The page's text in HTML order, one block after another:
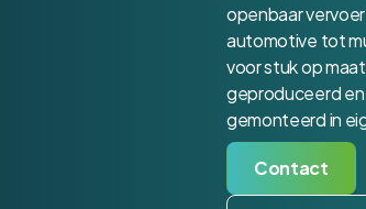
openbaar
automotive tot
voor stuk op maat
geproduceerd en
gemonteerd in
Contact